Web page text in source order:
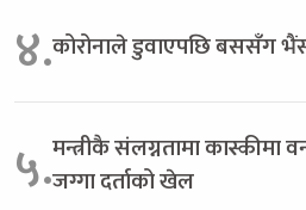
४.कोरोनाले डुवाएपछि बससँग
५.मन्त्रीकै संलग्नतामा कास्कीमा
जग्गा दर्ताको खेल